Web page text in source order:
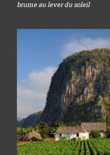
brume au lever du soleil